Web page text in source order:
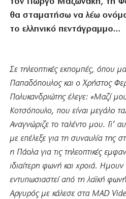
θα σταματήσω να λέω
το ελληνικό πεντάγραμμο…
Σε τηλεοπτικές εκπομπές, όπου
Παπαδόπουλος και ο Χρήστος
Πολυκανδριώτης έλεγε: «Μαζί
Κοτσόπουλο, που είναι μεγάλο
Αναγνώριζε το ταλέντο μου. Γι’
με επέλεξε για τη συναυλία της
η Πάολα για τις τηλεοπτικές
ιδιαίτερη φωνή και χροιά.
εντυπωσιαστεί από τη λαϊκή
Αργυρός με κάλεσε στα MAD